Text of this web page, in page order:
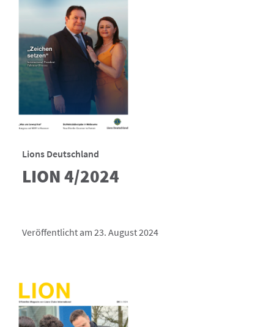
Lions Deutschland
LION 4/2024
Veröffentlicht am 23. August 2024